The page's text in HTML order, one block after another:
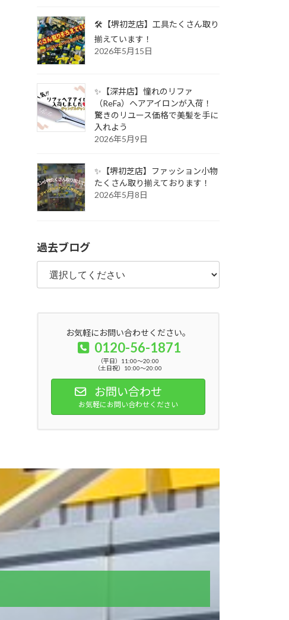
🛠️【堺初芝店】工具たくさん取り
揃えています！
2026年5月15日
✨【深井店】憧れのリファ
（ReFa）ヘアアイロンが入荷！
驚きのリユース価格で美髪を手に
入れよう
2026年5月9日
✨【堺初芝店】ファッション小物
たくさん取り揃えております！
2026年5月8日
過去ブログ
お気軽にお問い合わせください。
0120-56-1871
（平日）11:00～20:00
（土日祝）10:00～20:00
お問い合わせ
お気軽にお問い合わせください